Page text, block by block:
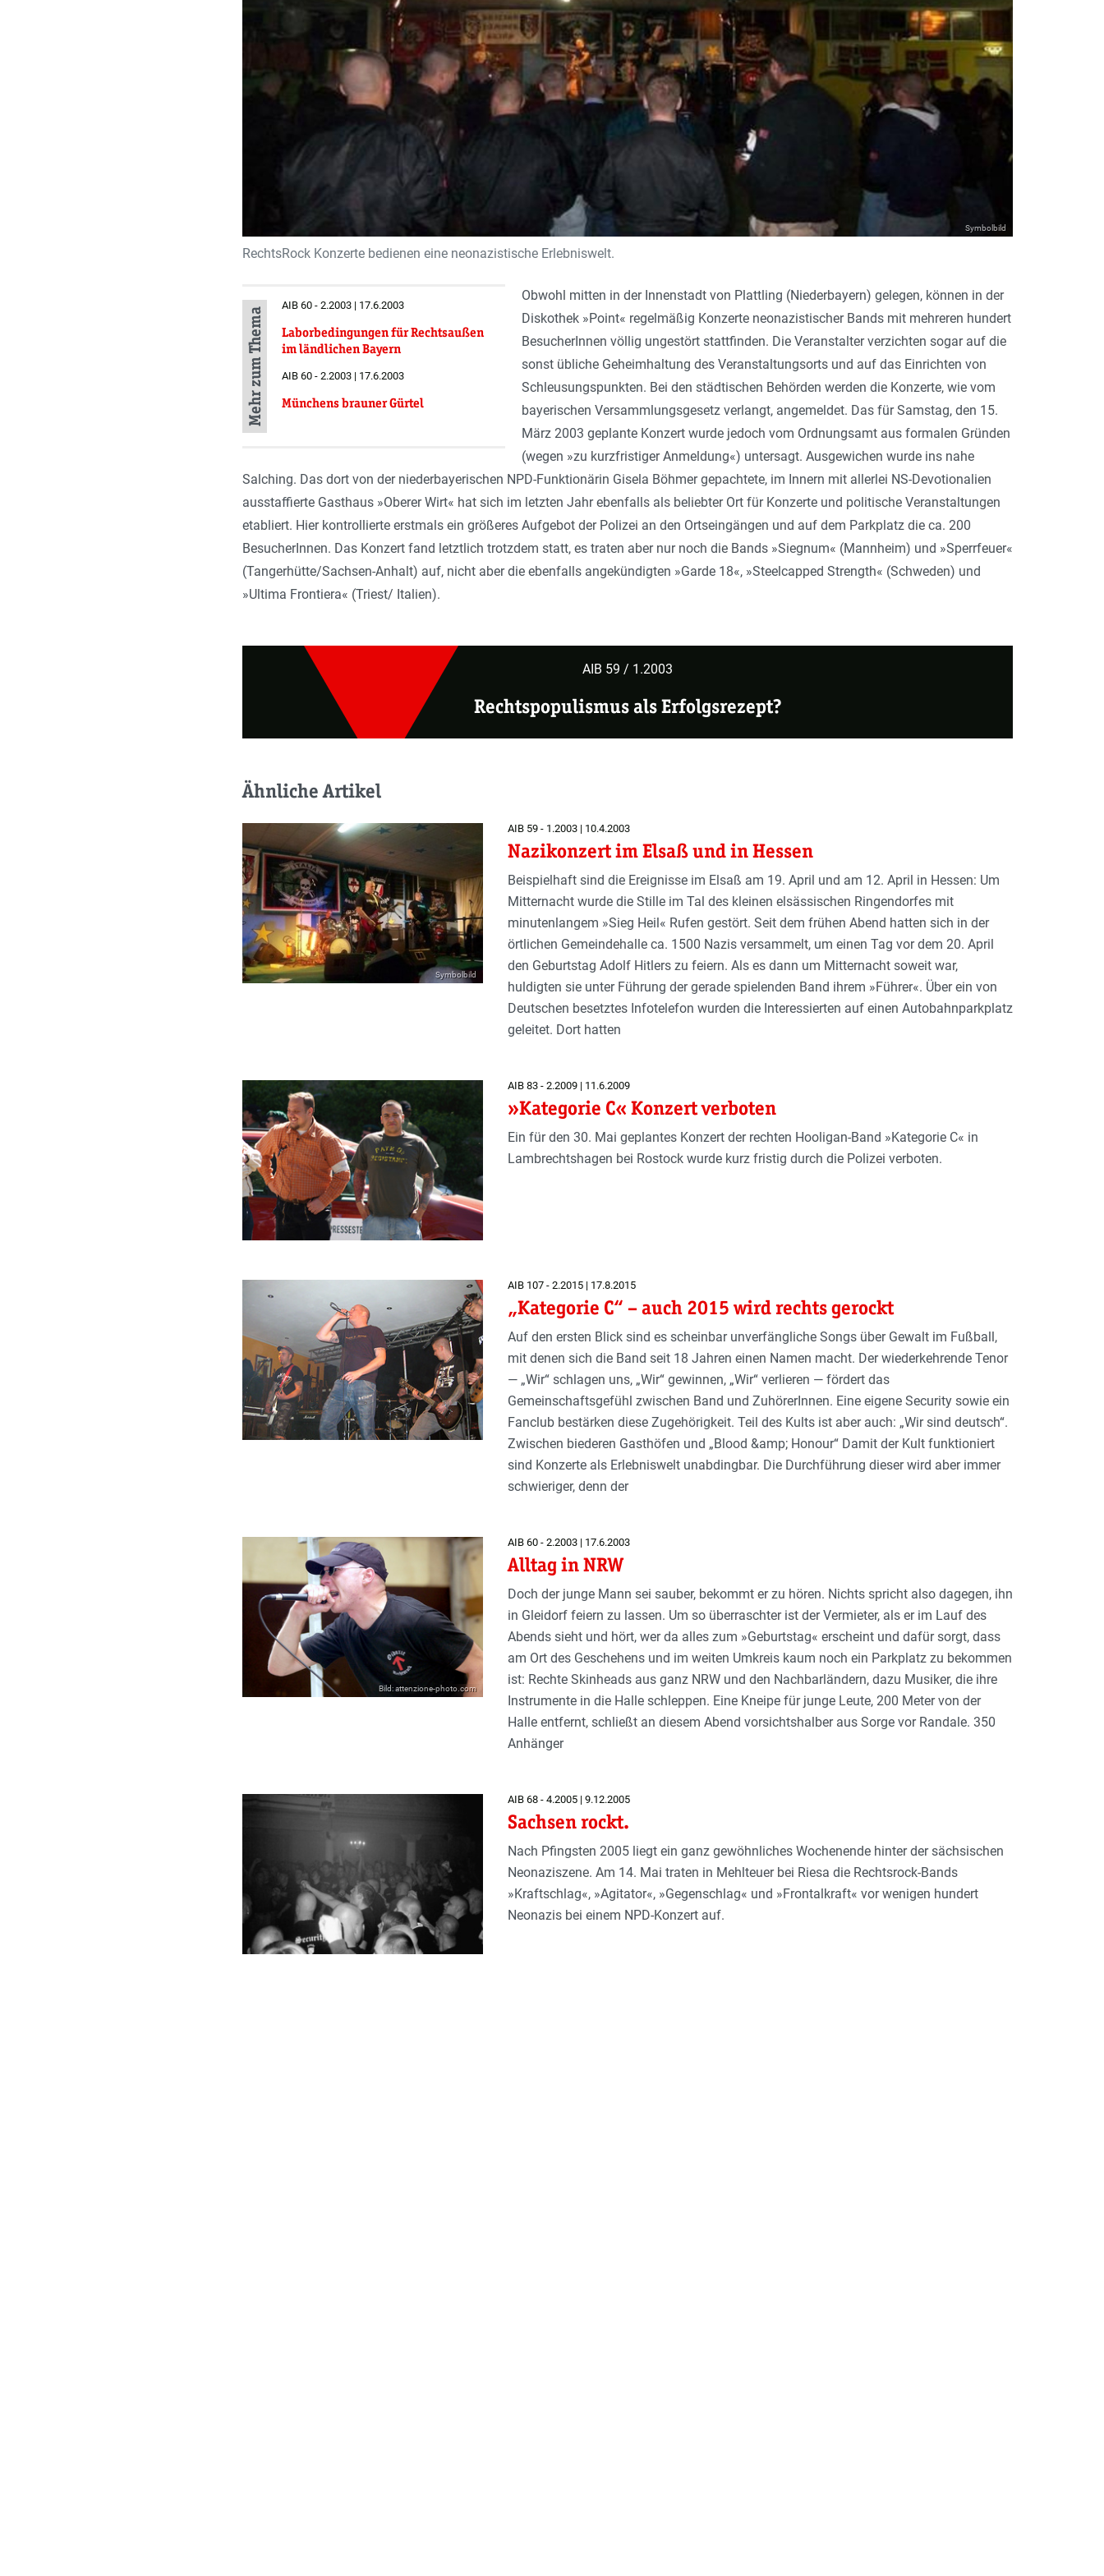
Symbolbild
RechtsRock Konzerte bedienen eine neonazistische Erlebniswelt.
Mehr zum Thema
AIB 60 - 2.2003 | 17.6.2003
Laborbedingungen für Rechtsaußen
im ländlichen Bayern
AIB 60 - 2.2003 | 17.6.2003
Münchens brauner Gürtel
Obwohl mitten in der Innenstadt von Plattling (Niederbayern) gelegen, können in der
Diskothek »Point« regelmäßig Konzerte neonazistischer Bands mit mehreren hundert
BesucherInnen völlig ungestört stattfinden. Die Veranstalter verzichten sogar auf die
sonst übliche Geheimhaltung des Veranstaltungsorts und auf das Einrichten von
Schleusungspunkten. Bei den städtischen Behörden werden die Konzerte, wie vom
bayerischen Versammlungsgesetz verlangt, angemeldet. Das für Samstag, den 15.
März 2003 geplante Konzert wurde jedoch vom Ordnungsamt aus formalen Gründen
(wegen »zu kurzfristiger Anmeldung«) untersagt. Ausgewichen wurde ins nahe
Salching. Das dort von der niederbayerischen NPD-Funktionärin Gisela Böhmer gepachtete, im Innern mit allerlei NS-Devotionalien
ausstaffierte Gasthaus »Oberer Wirt« hat sich im letzten Jahr ebenfalls als beliebter Ort für Konzerte und politische Veranstaltungen
etabliert. Hier kontrollierte erstmals ein größeres Aufgebot der Polizei an den Ortseingängen und auf dem Parkplatz die ca. 200
BesucherInnen. Das Konzert fand letztlich trotzdem statt, es traten aber nur noch die Bands »Siegnum« (Mannheim) und »Sperrfeuer«
(Tangerhütte/Sachsen-Anhalt) auf, nicht aber die ebenfalls angekündigten »Garde 18«, »Steelcapped Strength« (Schweden) und
»Ultima Frontiera« (Triest/ Italien).
AIB 59 / 1.2003
Rechtspopulismus als Erfolgsrezept?
Ähnliche Artikel
Symbolbild
AIB 59 - 1.2003 | 10.4.2003
Nazikonzert im Elsaß und in Hessen
Beispielhaft sind die Ereignisse im Elsaß am 19. April und am 12. April in Hessen: Um
Mitternacht wurde die Stille im Tal des kleinen elsässischen Ringendorfes mit
minutenlangem »Sieg Heil« Rufen gestört. Seit dem frühen Abend hatten sich in der
örtlichen Gemeindehalle ca. 1500 Nazis versammelt, um einen Tag vor dem 20. April
den Geburtstag Adolf Hitlers zu feiern. Als es dann um Mitternacht soweit war,
huldigten sie unter Führung der gerade spielenden Band ihrem »Führer«. Über ein von
Deutschen besetztes Infotelefon wurden die Interessierten auf einen Autobahnparkplatz
geleitet. Dort hatten
AIB 83 - 2.2009 | 11.6.2009
»Kategorie C« Konzert verboten
Ein für den 30. Mai geplantes Konzert der rechten Hooligan-Band »Kategorie C« in
Lambrechtshagen bei Rostock wurde kurz fristig durch die Polizei verboten.
AIB 107 - 2.2015 | 17.8.2015
„Kategorie C“ – auch 2015 wird rechts gerockt
Auf den ersten Blick sind es scheinbar unverfängliche Songs über Gewalt im Fußball,
mit denen sich die Band seit 18 Jahren einen Namen macht. Der wiederkehrende Tenor
— „Wir“ schlagen uns, „Wir“ gewinnen, „Wir“ verlieren — fördert das
Gemeinschaftsgefühl zwischen Band und ZuhörerInnen. Eine eigene Security sowie ein
Fanclub bestärken diese Zugehörigkeit. Teil des Kults ist aber auch: „Wir sind deutsch“.
Zwischen biederen Gasthöfen und „Blood &amp; Honour“ Damit der Kult funktioniert
sind Konzerte als Erlebniswelt unabdingbar. Die Durchfüh­rung dieser wird aber immer
schwieriger, denn der
Bild: attenzione-photo.com
AIB 60 - 2.2003 | 17.6.2003
Alltag in NRW
Doch der junge Mann sei sauber, bekommt er zu hören. Nichts spricht also dagegen, ihn
in Gleidorf feiern zu lassen. Um so überraschter ist der Vermieter, als er im Lauf des
Abends sieht und hört, wer da alles zum »Geburtstag« er­scheint und dafür sorgt, dass
am Ort des Geschehens und im weiten Um­kreis kaum noch ein Parkplatz zu bekommen
ist: Rechte Skinheads aus ganz NRW und den Nachbarländern, dazu Musiker, die ihre
Instrumente in die Halle schleppen. Eine Kneipe für junge Leute, 200 Meter von der
Halle entfernt, schließt an diesem Abend vorsichtshalber aus Sorge vor Randale. 350
Anhänger
AIB 68 - 4.2005 | 9.12.2005
Sachsen rockt.
Nach Pfingsten 2005 liegt ein ganz gewöhnliches Wochenende hinter der sächsischen
Neonaziszene. Am 14. Mai traten in Mehlteuer bei Riesa die Rechtsrock-Bands
»Kraftschlag«, »Agitator«, »Gegenschlag« und »Frontalkraft« vor wenigen hundert
Neonazis bei einem NPD-Konzert auf.